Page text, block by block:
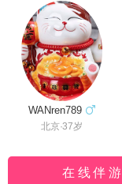
WANren789
北京·37岁
在 线 伴 游